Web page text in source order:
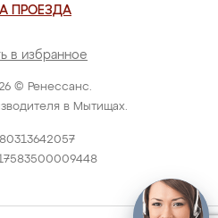
© Ренессанс.
в Мытищах.
ПРОЕЗДА
в избранное